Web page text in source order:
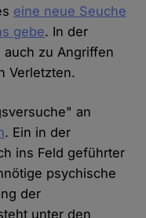
eine neue Seuche
gebe. In der
auch zu Angriffen
Verletzten.
an
. Ein in der
ins Feld geführter
psychische
der
unter den